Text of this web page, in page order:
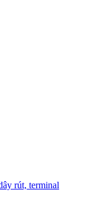
rút, terminal